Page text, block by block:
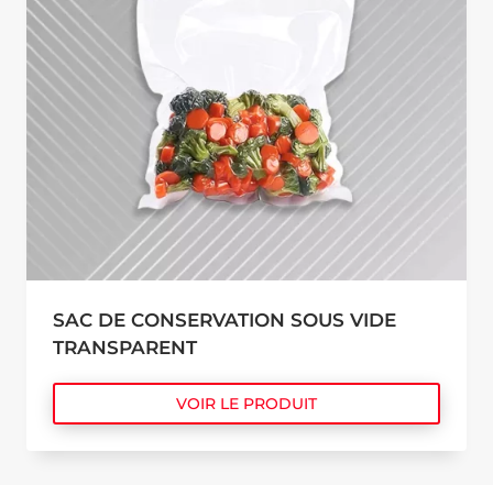
SAC DE CONSERVATION SOUS VIDE
TRANSPARENT
VOIR LE PRODUIT